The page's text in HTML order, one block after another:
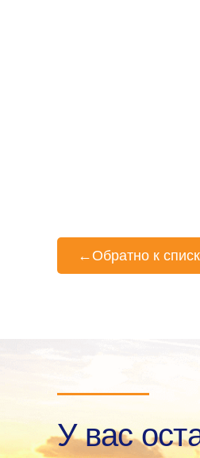
← Обратно к
У вас